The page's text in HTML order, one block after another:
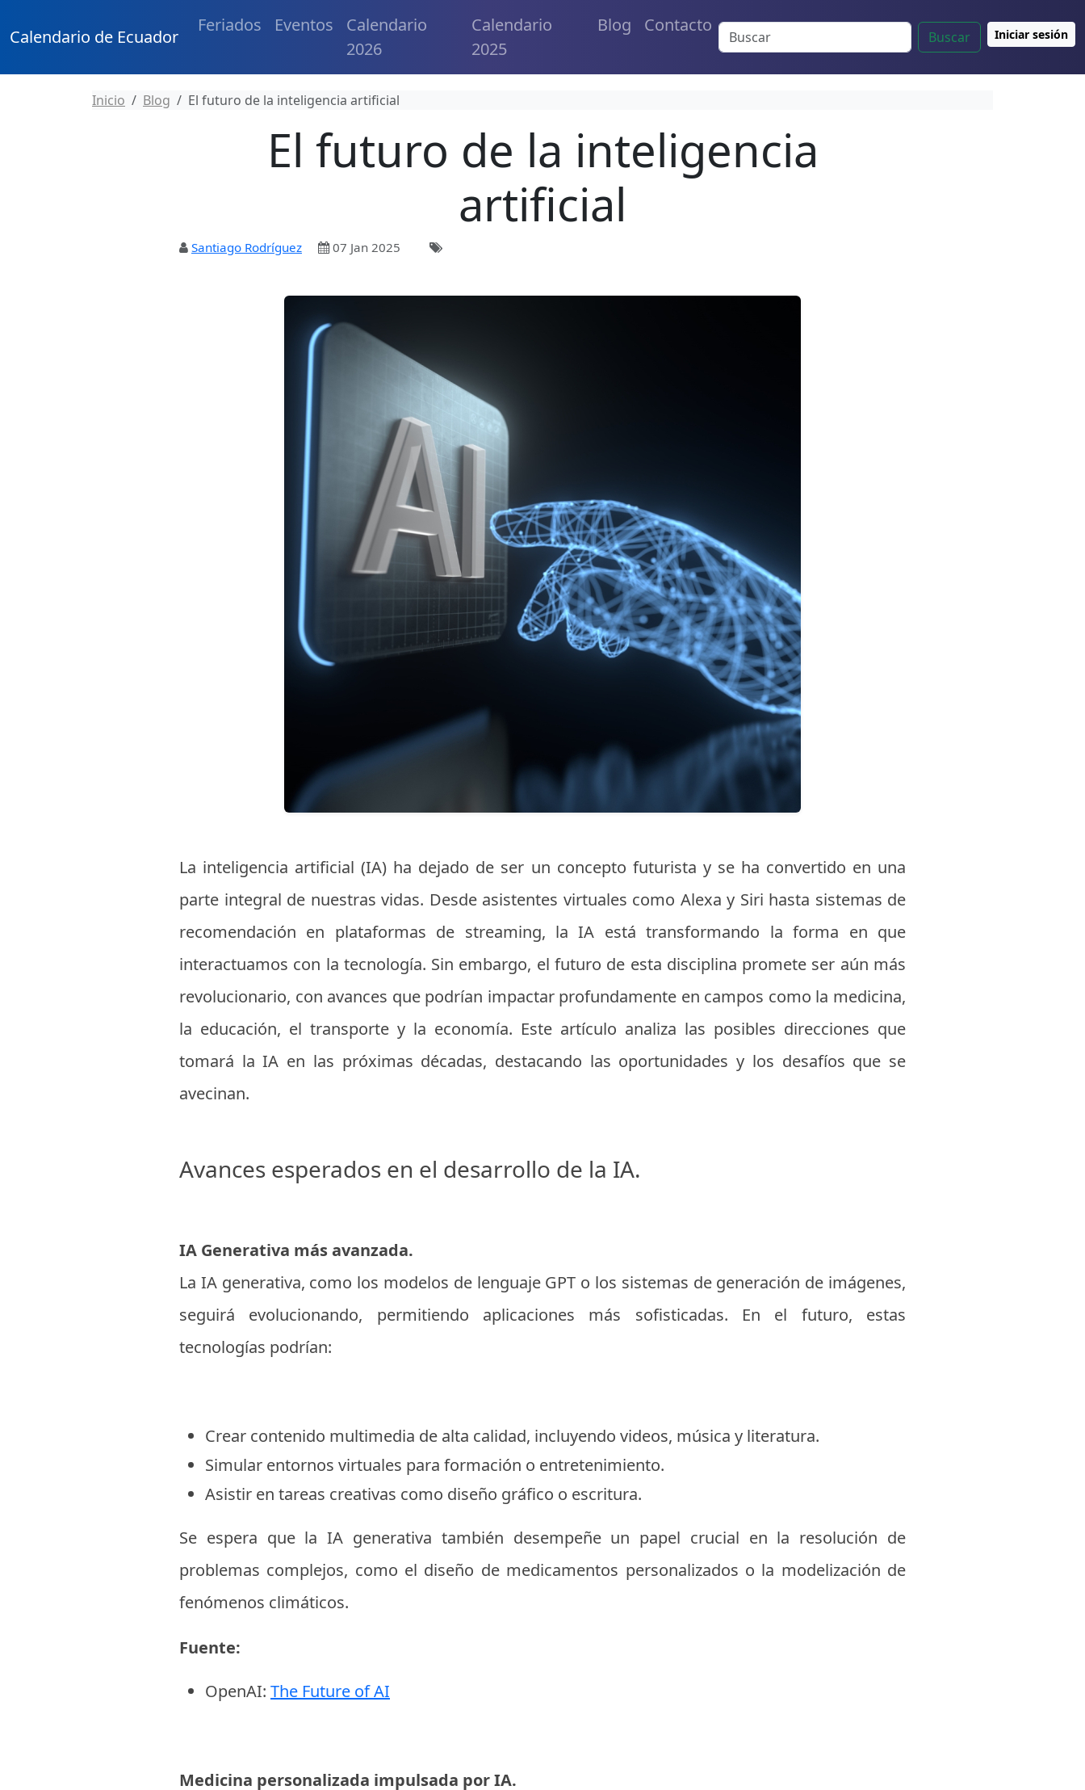
Calendario de Ecuador
Feriados Eventos
Calendario
2026
Calendario
2025
Blog Contacto
Buscar Iniciar sesión
Inicio Blog El futuro de la inteligencia artificial
El futuro de la inteligencia
artificial
Santiago Rodríguez 07 Jan 2025
La inteligencia artificial (IA) ha dejado de ser un concepto futurista y se ha convertido en una
parte integral de nuestras vidas. Desde asistentes virtuales como Alexa y Siri hasta sistemas de
recomendación en plataformas de streaming, la IA está transformando la forma en que
interactuamos con la tecnología. Sin embargo, el futuro de esta disciplina promete ser aún más
revolucionario, con avances que podrían impactar profundamente en campos como la medicina,
la educación, el transporte y la economía. Este artículo analiza las posibles direcciones que
tomará la IA en las próximas décadas, destacando las oportunidades y los desafíos que se
avecinan.
Avances esperados en el desarrollo de la IA.
IA Generativa más avanzada.
La IA generativa, como los modelos de lenguaje GPT o los sistemas de generación de imágenes,
seguirá evolucionando, permitiendo aplicaciones más sofisticadas. En el futuro, estas
tecnologías podrían:
Crear contenido multimedia de alta calidad, incluyendo videos, música y literatura.
Simular entornos virtuales para formación o entretenimiento.
Asistir en tareas creativas como diseño gráfico o escritura.
Se espera que la IA generativa también desempeñe un papel crucial en la resolución de
problemas complejos, como el diseño de medicamentos personalizados o la modelización de
fenómenos climáticos.
Fuente:
OpenAI: The Future of AI
Medicina personalizada impulsada por IA.